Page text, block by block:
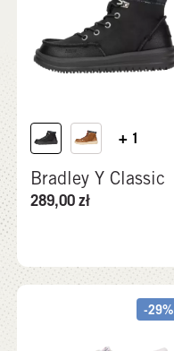
+ 1
Bradley Y Classic
289,00zł
-29%